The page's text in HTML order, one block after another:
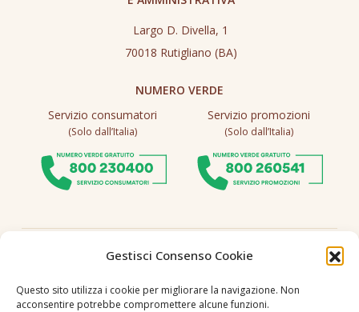
Gestisci Consenso Cookie
Questo sito utilizza i cookie per migliorare la navigazione. Non
acconsentire potrebbe compromettere alcune funzioni.
Largo D. Divella, 1
70018 Rutigliano (BA)
NUMERO VERDE
Servizio consumatori
(Solo dall’Italia)
Servizio promozioni
(Solo dall’Italia)
Seguici